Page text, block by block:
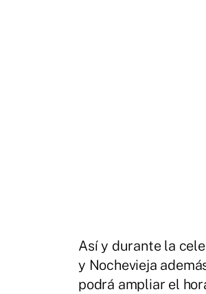
Así y durante la
y Nochevieja
podrá ampliar el